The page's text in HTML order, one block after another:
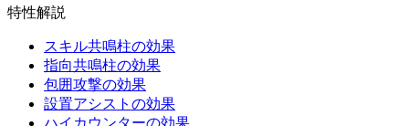
特性解説
スキル共鳴柱の効果
指向共鳴柱の効果
包囲攻撃の効果
設置アシストの効果
ハイカウンターの効果